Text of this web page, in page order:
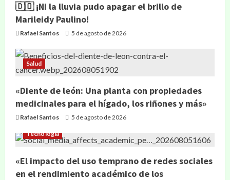
🇩🇴 ¡Ni la lluvia pudo apagar el brillo de
Marileidy Paulino!
Rafael Santos 5 de agosto de 2026
Salud
«Diente de león: Una planta con propiedades
medicinales para el hígado, los riñones y más»
Rafael Santos 5 de agosto de 2026
Tecnología
«El impacto del uso temprano de redes sociales
en el rendimiento académico de los